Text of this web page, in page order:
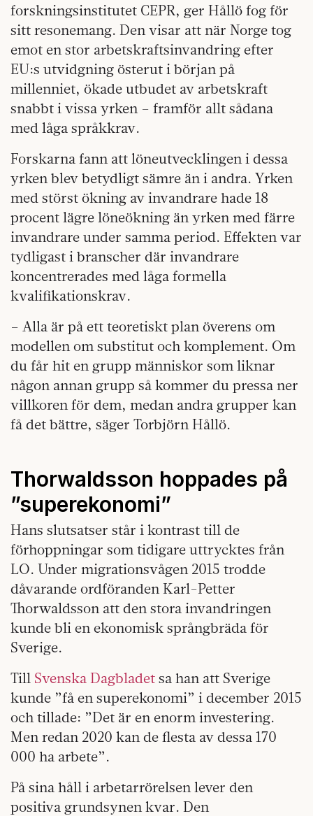
forskningsinstitutet CEPR, ger Hållö fog för
sitt resonemang. Den visar att när Norge tog
emot en stor arbetskraftsinvandring efter
EU:s utvidgning österut i början på
millenniet, ökade utbudet av arbetskraft
snabbt i vissa yrken – framför allt sådana
med låga språkkrav.
Forskarna fann att löneutvecklingen i dessa
yrken blev betydligt sämre än i andra. Yrken
med störst ökning av invandrare hade 18
procent lägre löneökning än yrken med färre
invandrare under samma period. Effekten var
tydligast i branscher där invandrare
koncentrerades med låga formella
kvalifikationskrav.
– Alla är på ett teoretiskt plan överens om
modellen om substitut och komplement. Om
du får hit en grupp människor som liknar
någon annan grupp så kommer du pressa ner
villkoren för dem, medan andra grupper kan
få det bättre, säger Torbjörn Hållö.
Thorwaldsson hoppades på
”superekonomi”
Hans slutsatser står i kontrast till de
förhoppningar som tidigare uttrycktes från
LO. Under migrationsvågen 2015 trodde
dåvarande ordföranden Karl-Petter
Thorwaldsson att den stora invandringen
kunde bli en ekonomisk språngbräda för
Sverige.
Till Svenska Dagbladet sa han att Sverige
kunde ”få en superekonomi” i december 2015
och tillade: ”Det är en enorm investering.
Men redan 2020 kan de flesta av dessa 170
000 ha arbete”.
På sina håll i arbetarrörelsen lever den
positiva grundsynen kvar. Den